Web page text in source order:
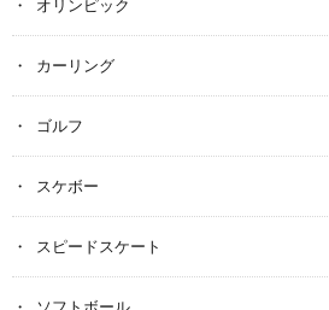
オリンピック
カーリング
ゴルフ
スケボー
スピードスケート